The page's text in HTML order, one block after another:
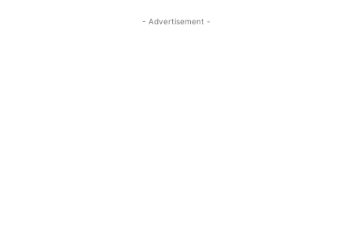
- Advertisement -